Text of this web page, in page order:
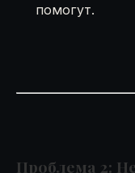
помогут.
Проблема 2: